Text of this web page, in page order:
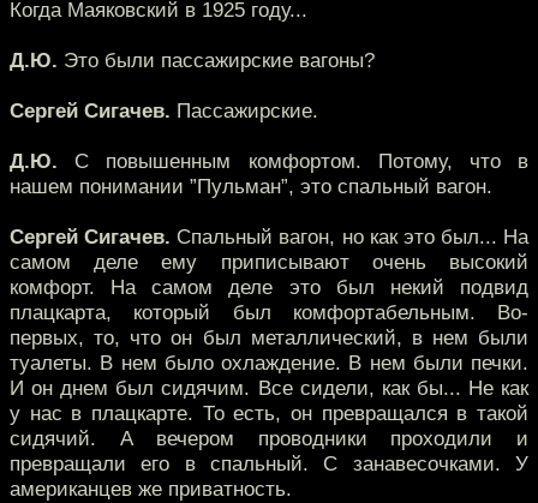
Когда Маяковский в 1925 году...
Д.Ю. Это были пассажирские вагоны?
Сергей Сигачев. Пассажирские.
Д.Ю. С повышенным комфортом. Потому, что в
нашем понимании ”Пульман”, это спальный вагон.
Сергей Сигачев. Спальный вагон, но как это был... На
самом деле ему приписывают очень высокий
комфорт. На самом деле это был некий подвид
плацкарта, который был комфортабельным. Во-
первых, то, что он был металлический, в нем были
туалеты. В нем было охлаждение. В нем были печки.
И он днем был сидячим. Все сидели, как бы... Не как
у нас в плацкарте. То есть, он превращался в такой
сидячий. А вечером проводники проходили и
превращали его в спальный. С занавесочками. У
американцев же приватность.